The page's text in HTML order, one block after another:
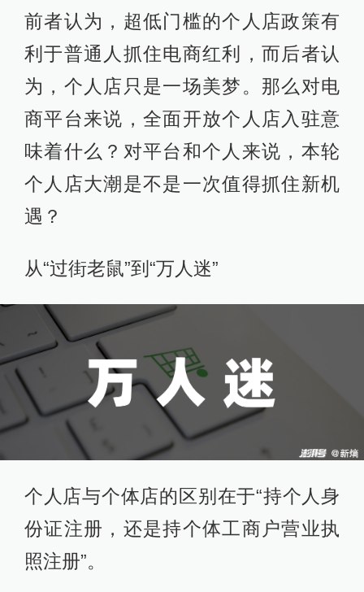
前者认为，超低门槛的个人店政策有
利于普通人抓住电商红利，而后者认
为，个人店只是一场美梦。那么对电
商平台来说，全面开放个人店入驻意
味着什么？对平台和个人来说，本轮
个人店大潮是不是一次值得抓住新机
遇？
从“过街老鼠”到“万人迷”
个人店与个体店的区别在于“持个人身
份证注册，还是持个体工商户营业执
照注册”。